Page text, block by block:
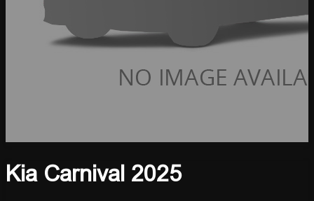
Kia Carnival 2025